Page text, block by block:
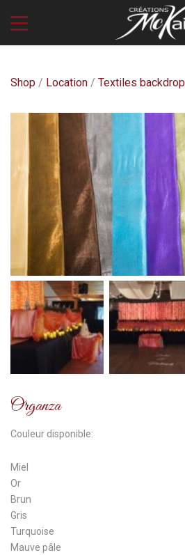
Shop / Location / Textiles backdrop
Organza
Couleur disponible:
Miel
Or
Brun
Gris
Turquoise
Mauve pâle